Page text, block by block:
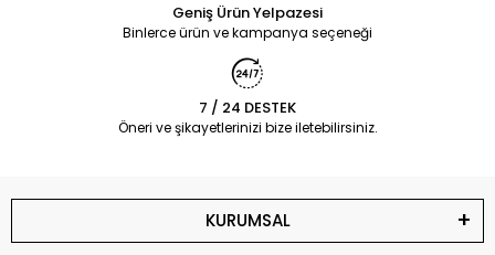
Geniş Ürün Yelpazesi
Binlerce ürün ve kampanya seçeneği
7 / 24 DESTEK
Öneri ve şikayetlerinizi bize iletebilirsiniz.
KURUMSAL